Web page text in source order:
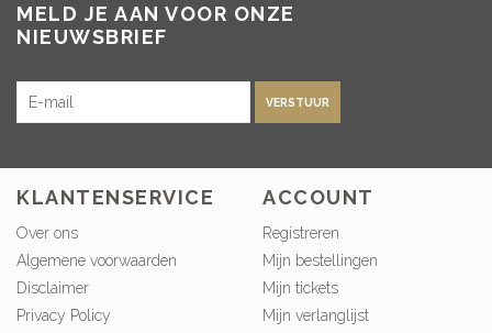
MELD JE AAN VOOR ONZE
NIEUWSBRIEF
VERSTUUR
KLANTENSERVICE
Over ons
Algemene voorwaarden
Disclaimer
Privacy Policy
ACCOUNT
Registreren
Mijn bestellingen
Mijn tickets
Mijn verlanglijst